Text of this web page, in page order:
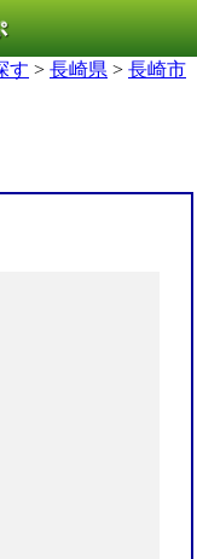
す > 長崎県 > 長崎市